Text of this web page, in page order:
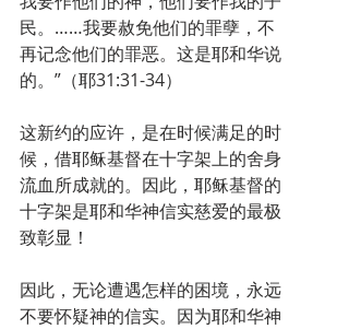
民。……我要赦免他们的罪孽，不
再记念他们的罪恶。这是耶和华说
的。”（耶31:31-34）
这新约的应许，是在时候满足的时
候，借耶稣基督在十字架上的舍身
流血所成就的。因此，耶稣基督的
十字架是耶和华神信实慈爱的最极
致彰显！
因此，无论遭遇怎样的困境，永远
不要怀疑神的信实。因为耶和华神